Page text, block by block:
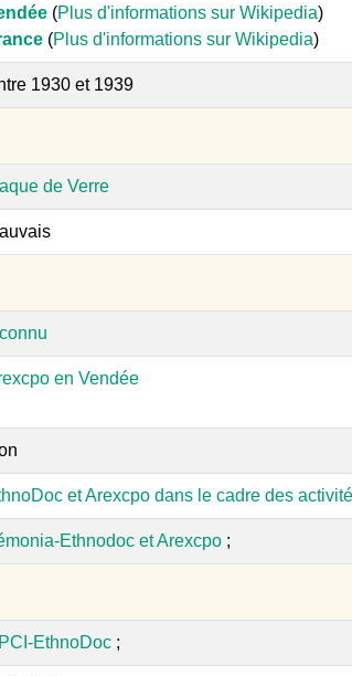
(Plus d'informations sur Wikipedia)
(Plus d'informations sur Wikipedia)
1930 et 1939
de Verre
en Vendée
et Arexcpo dans le cadre des
Ethnodoc et Arexcpo ;
EthnoDoc ;